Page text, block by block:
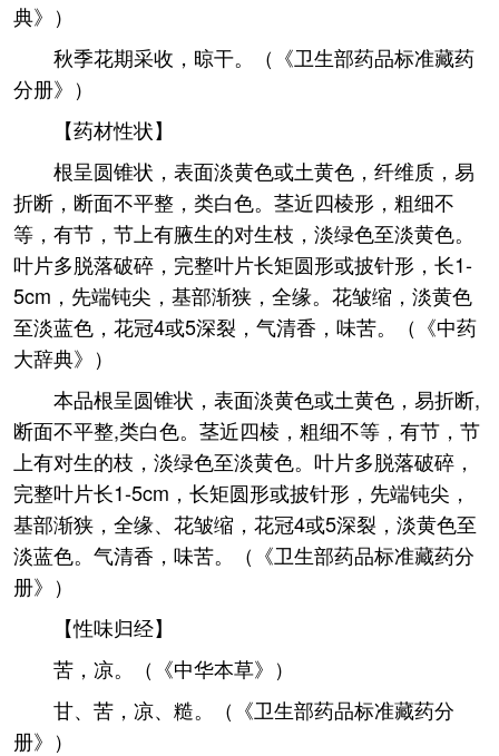
典》）
秋季花期采收，晾干。（《卫生部药品标准藏药
分册》）
【药材性状】
根呈圆锥状，表面淡黄色或土黄色，纤维质，易
折断，断面不平整，类白色。茎近四棱形，粗细不
等，有节，节上有腋生的对生枝，淡绿色至淡黄色。
叶片多脱落破碎，完整叶片长矩圆形或披针形，长1-
5cm，先端钝尖，基部渐狭，全缘。花皱缩，淡黄色
至淡蓝色，花冠4或5深裂，气清香，味苦。（《中药
大辞典》）
本品根呈圆锥状，表面淡黄色或土黄色，易折断,
断面不平整,类白色。茎近四棱，粗细不等，有节，节
上有对生的枝，淡绿色至淡黄色。叶片多脱落破碎，
完整叶片长1-5cm，长矩圆形或披针形，先端钝尖，
基部渐狭，全缘、花皱缩，花冠4或5深裂，淡黄色至
淡蓝色。气清香，味苦。（《卫生部药品标准藏药分
册》）
【性味归经】
苦，凉。（《中华本草》）
甘、苦，凉、糙。（《卫生部药品标准藏药分
册》）